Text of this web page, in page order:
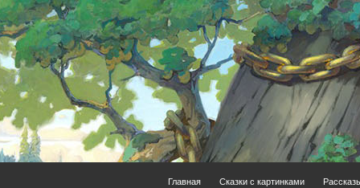
Главная Сказки с картинками